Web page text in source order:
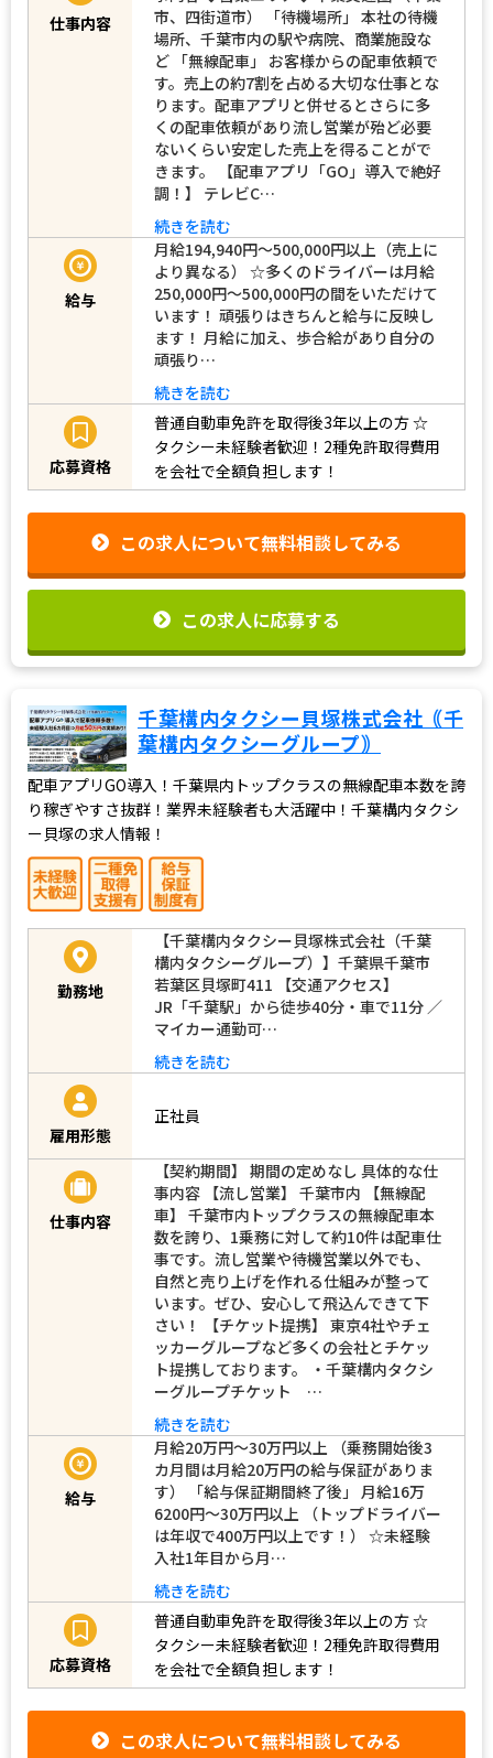
仕事内容
市、四街道市） 「待機場所」 本社の待機
場所、千葉市内の駅や病院、商業施設な
ど 「無線配車」 お客様からの配車依頼で
す。売上の約7割を占める大切な仕事とな
ります。配車アプリと併せるとさらに多
くの配車依頼があり流し営業が殆ど必要
ないくらい安定した売上を得ることがで
きます。 【配車アプリ「GO」導入で絶好
調！】 テレビC…
続きを読む
給与
月給194,940円～500,000円以上（売上に
より異なる） ☆多くのドライバーは月給
250,000円～500,000円の間をいただけて
います！ 頑張りはきちんと給与に反映し
ます！ 月給に加え、歩合給があり自分の
頑張り…
続きを読む
応募資格
普通自動車免許を取得後3年以上の方☆
タクシー未経験者歓迎！2種免許取得費用
を会社で全額負担します！
この求人について無料相談してみる
この求人に応募する
千葉構内タクシー貝塚株式会社｟千
葉構内タクシーグループ｠
配車アプリGO導入！千葉県内トップクラスの無線配車本数を誇
り稼ぎやすさ抜群！業界未経験者も大活躍中！千葉構内タクシ
ー貝塚の求人情報！
勤務地
【千葉構内タクシー貝塚株式会社（千葉
構内タクシーグループ）】千葉県千葉市
若葉区貝塚町411 【交通アクセス】
JR「千葉駅」から徒歩40分・車で11分 ／
マイカー通勤可…
続きを読む
雇用形態
正社員
仕事内容
【契約期間】 期間の定めなし 具体的な仕
事内容 【流し営業】 千葉市内 【無線配
車】 千葉市内トップクラスの無線配車本
数を誇り、1乗務に対して約10件は配車仕
事です。流し営業や待機営業以外でも、
自然と売り上げを作れる仕組みが整って
います。ぜひ、安心して飛込んできて下
さい！ 【チケット提携】 東京4社やチェ
ッカーグループなど多くの会社とチケッ
ト提携しております。 ・千葉構内タクシ
ーグループチケット …
続きを読む
給与
月給20万円～30万円以上 （乗務開始後3
カ月間は月給20万円の給与保証がありま
す） 「給与保証期間終了後」 月給16万
6200円～30万円以上 （トップドライバー
は年収で400万円以上です！） ☆未経験
入社1年目から月…
続きを読む
応募資格
普通自動車免許を取得後3年以上の方☆
タクシー未経験者歓迎！2種免許取得費用
を会社で全額負担します！
この求人について無料相談してみる